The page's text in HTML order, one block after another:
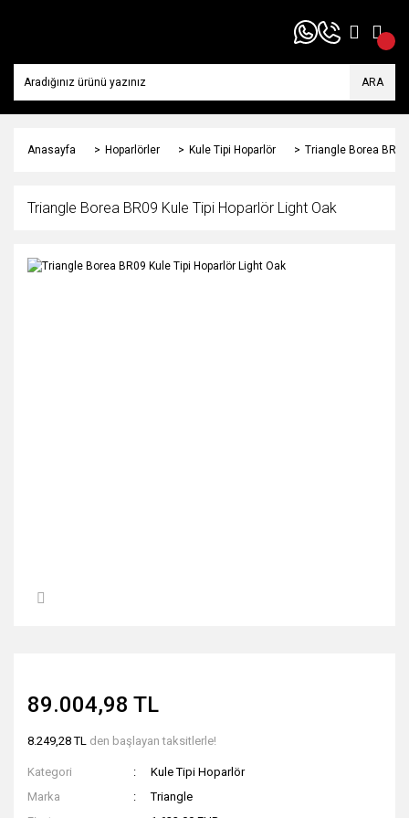
ARA
Anasayfa Hoparlörler Kule Tipi Hoparlör Triangle Borea
Triangle Borea BR09 Kule Tipi Hoparlör Light Oak
89.004,98 TL
8.249,28 TL den başlayan taksitlerle!
Kategori
Kule Tipi Hoparlör
Marka
Triangle